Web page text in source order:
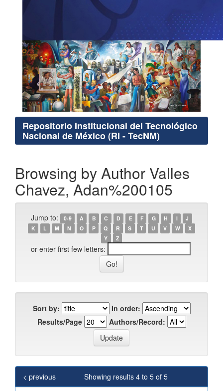
Repositorio Institucional del Tecnológico
Nacional de México (RI - TecNM)
Browsing by Author Valles
Chavez, Adan%200105
Jump to: 0-9 A B C D E F G H I
J
K
L M N O P Q R S T U V W
X
Y
Z
or enter first few letters:
Sort by:
In order:
Results/Page
Authors/Record:
Showing results 4 to 5 of 5
< previous